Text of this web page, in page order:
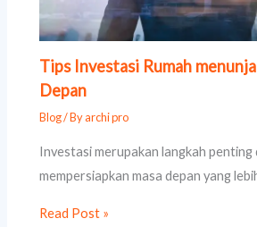
Tips Investasi Rumah
Depan
Blog/ Byarchi pro
Investasi merupakan langkah penting
mempersiapkan masa depan yang
Read Post »